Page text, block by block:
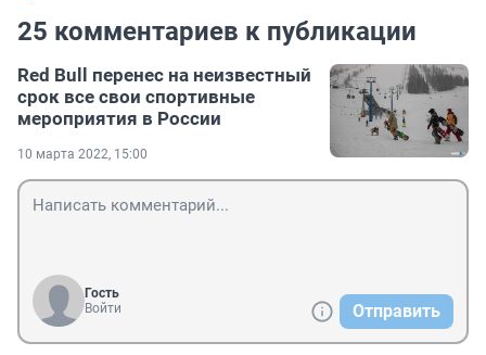
25 комментариев к публикации
Red Bull перенес на неизвестный
срок все свои спортивные
мероприятия в России
10 марта 2022, 15:00
Гость
Войти
Отправить